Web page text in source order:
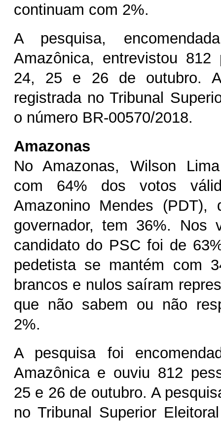
continuam com 2%.
A pesquisa,
Amazônica, entrevistou 812
24, 25 e 26 de outubro.
registrada no Tribunal
o número BR-00570/2018.
Amazonas
No Amazonas, Wilson
com 64% dos votos
Amazonino Mendes
governador, tem 36%. Nos
candidato do PSC foi de
pedetista se mantém com
brancos e nulos saíram
que não sabem ou não
2%.
A pesquisa foi
Amazônica e ouviu 812
25 e 26 de outubro. A
no Tribunal Superior